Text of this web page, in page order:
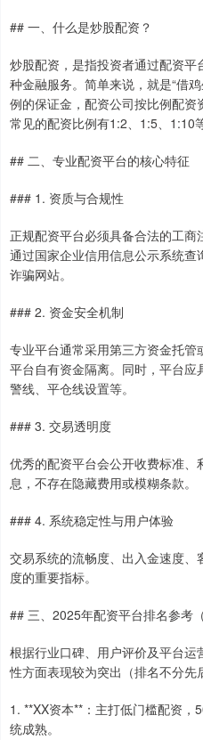
## 一、什么是炒股配资？
炒股配资，是指投资者通过配资
种金融服务。简单来说，就是“借
例的保证金，配资公司按比例配资
常见的配资比例有1:2、1:5、1:10等
## 二、专业配资平台的核心特征
### 1. 资质与合规性
正规配资平台必须具备合法的工
通过国家企业信用信息公示系统查
诈骗网站。
### 2. 资金安全机制
专业平台通常采用第三方资金托
平台自有资金隔离。同时，平台
警线、平仓线设置等。
### 3. 交易透明度
优秀的配资平台会公开收费标准
息，不存在隐藏费用或模糊条款。
### 4. 系统稳定性与用户体验
交易系统的流畅度、出入金速度
度的重要指标。
## 三、2025年配资平台排名参考
根据行业口碑、用户评价及平台
性方面表现较为突出（排名不分先
1. **XX资本**：主打低门槛配资
统成熟。